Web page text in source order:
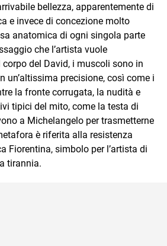
bellezza, apparentemente di
e invece di concezione molto
anatomica di ogni singola parte
che l’artista vuole
corpo del David, i muscoli sono in
un’altissima precisione, così come i
la fronte corrugata, la nudità e
tipici del mito, come la testa di
a Michelangelo per trasmetterne
è riferita alla resistenza
Fiorentina, simbolo per l’artista di
tirannia.